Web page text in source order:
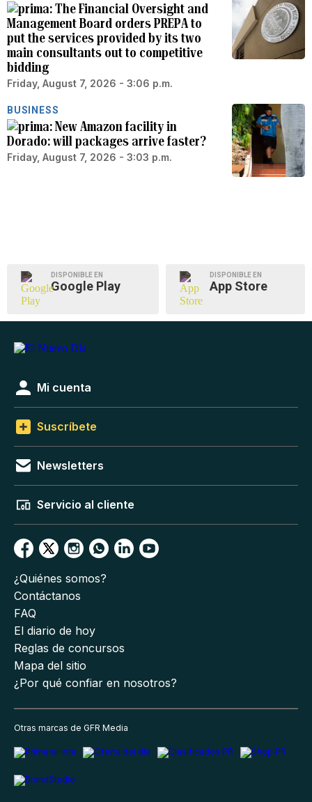
The Financial Oversight and
Management Board orders PREPA to
put the services provided by its two
main consultants out to competitive
bidding
Friday, August 7, 2026 - 3:06 p.m.
BUSINESS
New Amazon facility in
Dorado: will packages arrive faster?
Friday, August 7, 2026 - 3:03 p.m.
DISPONIBLE EN
Google Play
DISPONIBLE EN
App Store
Mi cuenta
Suscríbete
Newsletters
Servicio al cliente
¿Quiénes somos?
Contáctanos
FAQ
El diario de hoy
Reglas de concursos
Mapa del sitio
¿Por qué confiar en nosotros?
Otras marcas de GFR Media